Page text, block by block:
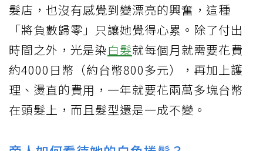
髮店，也沒有感覺到變漂亮的興奮，這種
「將負數歸零」只讓她覺得心累。除了付出
時間之外，光是染白髮就每個月就需要花費
約4000日幣（約台幣800多元），再加上護
理、燙直的費用，一年就要花兩萬多塊台幣
在頭髮上，而且髮型還是一成不變。